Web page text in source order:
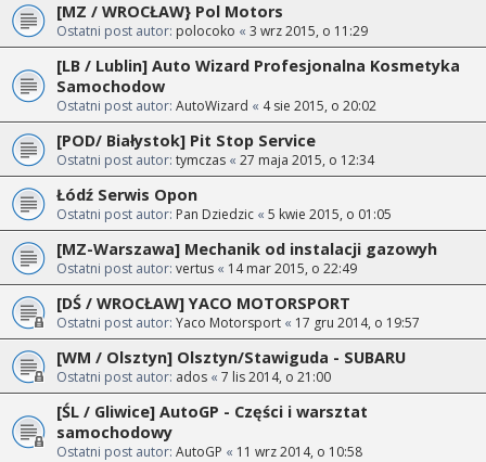
[MZ / WROCŁAW} Pol Motors
Ostatni post autor: polocoko « 3 wrz 2015, o 11:29
[LB / Lublin] Auto Wizard Profesjonalna Kosmetyka
Samochodow
Ostatni post autor: AutoWizard « 4 sie 2015, o 20:02
[POD/ Białystok] Pit Stop Service
Ostatni post autor: tymczas « 27 maja 2015, o 12:34
Łódź Serwis Opon
Ostatni post autor: Pan Dziedzic « 5 kwie 2015, o 01:05
[MZ-Warszawa] Mechanik od instalacji gazowyh
Ostatni post autor: vertus « 14 mar 2015, o 22:49
[DŚ / WROCŁAW] YACO MOTORSPORT
Ostatni post autor: Yaco Motorsport « 17 gru 2014, o 19:57
[WM / Olsztyn] Olsztyn/Stawiguda - SUBARU
Ostatni post autor: ados « 7 lis 2014, o 21:00
[ŚL / Gliwice] AutoGP - Części i warsztat
samochodowy
Ostatni post autor: AutoGP « 11 wrz 2014, o 10:58